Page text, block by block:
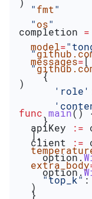
completion =
  model
=
  messages
=[
    {
      'role'
    }
  ],
  extra_body
    "top_k"
  }
  "
fmt"
  "
os"
  "
  "
)
func main()
  apiKey
:=
  client
:=
    option
.
    option
.
  )